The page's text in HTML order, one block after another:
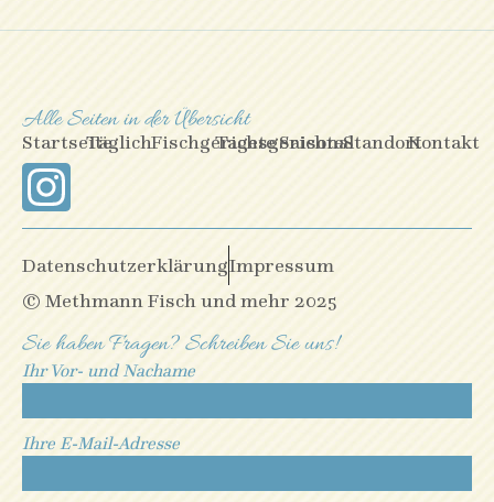
Alle Seiten in der Übersicht
StartseiteTäglichFischgerichteTagesgerichte
SaisonalStandortKontakt
DatenschutzerklärungImpressum
© Methmann Fisch und mehr 2025
Sie haben Fragen? Schreiben Sie uns!
Ihr Vor- und Nachame
Ihre E-Mail-Adresse